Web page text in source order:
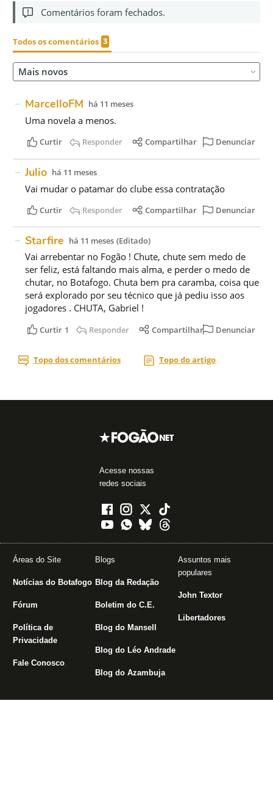
Acesse nossas
redes sociais
Áreas do Site
Notícias do Botafogo
Fórum
Política de
Privacidade
Fale Conosco
Blogs
Blog da Redação
Boletim do C.E.
Blog do Mansell
Blog do Léo Andrade
Blog do Azambuja
Assuntos mais
populares
John Textor
Libertadores